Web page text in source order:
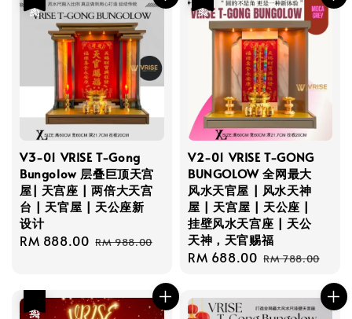
V3-01 VRISE T-Gong
Bungolow 层叠巨顶天宫
屋| 天宫座 | 两倍大天宫
台 | 天官屋 | 天公座新
设计
Sale
RM 888.00 Regular
RM 988.00
V2-01 VRISE T-GONG
BUNGOLOW 全网最大
风水天官屋 | 风水天神
屋 | 天宫屋 | 天公座 |
挂壁风水天宫座 | 天公
天神，天官赐福
Sale
RM 688.00 Regular
RM 788.00